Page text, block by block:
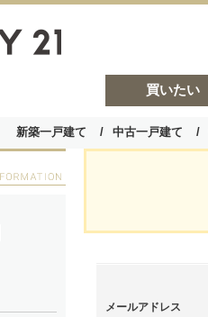
買いたい
新築一戸建て 中古一戸建て
メールアドレス